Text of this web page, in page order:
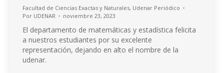
Facultad de Ciencias Exactas y Naturales, Udenar Periódico
Por UDENAR noviembre 23, 2023
El departamento de matemáticas y estadística felicita
a nuestros estudiantes por su excelente
representación, dejando en alto el nombre de la
udenar.